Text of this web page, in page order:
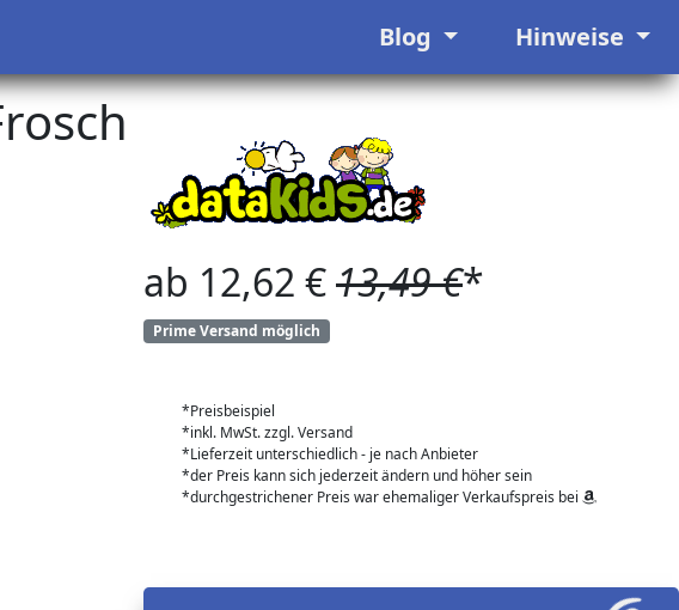
Blog Hinweise
ab 12,62 €13,49 €*
Prime Versand möglich
*Preisbeispiel
*inkl. MwSt. zzgl. Versand
*Lieferzeit unterschiedlich - je nach Anbieter
*der Preis kann sich jederzeit ändern und höher sein
*durchgestrichener Preis war ehemaliger Verkaufspreis bei